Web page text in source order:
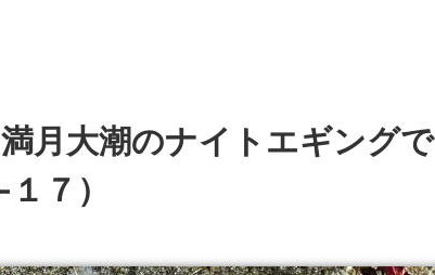
月大潮のナイトエギングで
７）